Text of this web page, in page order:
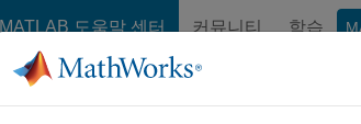
MATLAB 도움말 센터 커뮤니티 학습